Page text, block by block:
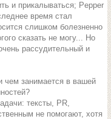
и прикалываться; Pepper
время стал
слишком болезненно
сказать не могу... Но
рассудительный и
чем занимается в вашей
тексты, PR,
не помогают, хотя